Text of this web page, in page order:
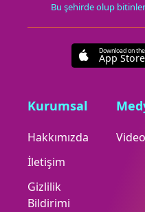
Bu şehirde olup
Download on the
App Store
Kurumsal
Hakkımızda
İletişim
Gizlilik
Bildirimi